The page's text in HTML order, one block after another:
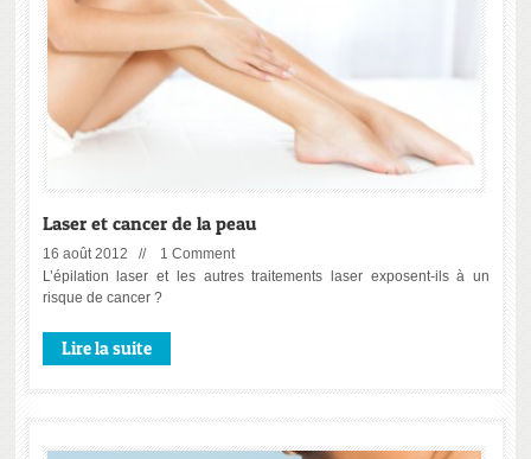
Laser et cancer de la peau
16 août 2012 //
1 Comment
L’épilation laser et les autres traitements laser exposent-ils à un
risque de cancer ?
Lire la suite